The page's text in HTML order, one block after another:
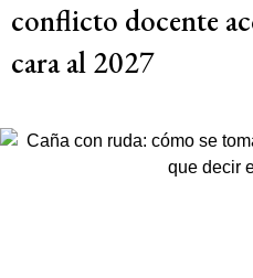
conflicto docente
cara al 2027